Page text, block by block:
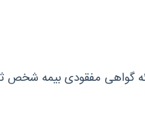
گواهی مفقودی بیمه